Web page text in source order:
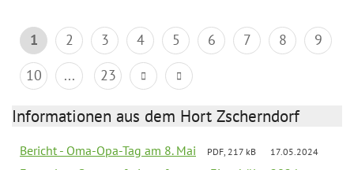
1 2 3 4 5 6 7 8
9
10
... 23
Informationen aus dem Hort Zscherndorf
Bericht - Oma-Opa-Tag am 8. Mai PDF, 217 kB 17.05.2024